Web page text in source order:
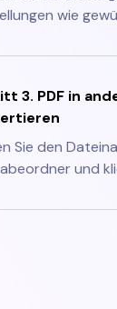
wie
3. PDF in
Sie den
und